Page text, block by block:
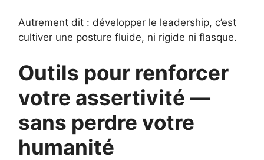
Autrement dit : développer le leadership, c’est
cultiver une posture fluide, ni rigide ni flasque.
Outils pour renforcer
votre assertivité —
sans perdre votre
humanité